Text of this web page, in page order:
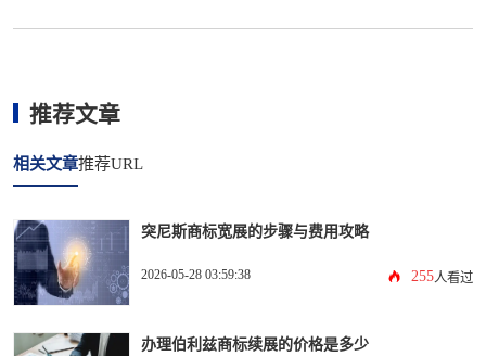
推荐文章
相关文章推荐URL
突尼斯商标宽展的步骤与费用攻略
2026-05-28 03:59:38 255人看过
办理伯利兹商标续展的价格是多少